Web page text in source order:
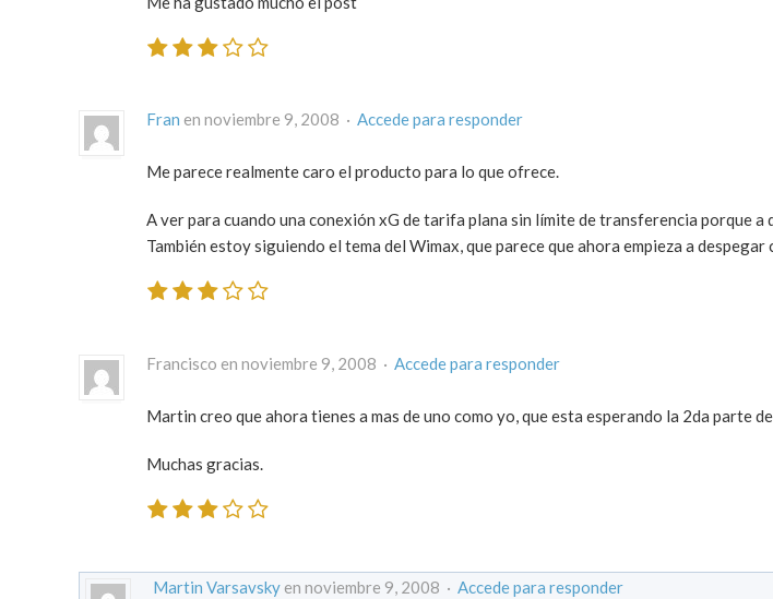
Fran en noviembre 9, 2008 · Accede para responder
Me parece realmente caro el producto para lo que ofrece.
A ver para cuando una conexión xG de tarifa plana sin límite de transferencia porque a
También estoy siguiendo el tema del Wimax, que parece que ahora empieza a
Francisco en noviembre 9, 2008 · Accede para responder
Martin creo que ahora tienes a mas de uno como yo, que esta esperando la 2da parte
Muchas gracias.
Martin Varsavsky en noviembre 9, 2008 · Accede para responder